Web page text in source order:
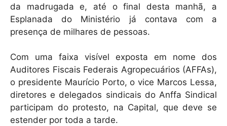
da madrugada e, até o final desta manhã, a
Esplanada do Ministério já contava com a
presença de milhares de pessoas.
Com uma faixa visível exposta em nome dos
Auditores Fiscais Federais Agropecuários (AFFAs),
o presidente Maurício Porto, o vice Marcos Lessa,
diretores e delegados sindicais do Anffa Sindical
participam do protesto, na Capital, que deve se
estender por toda a tarde.